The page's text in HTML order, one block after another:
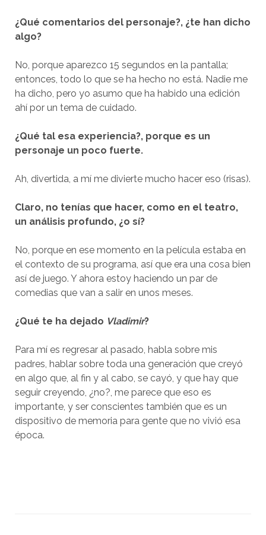
¿Qué comentarios del personaje?, ¿te han dicho
algo?
No, porque aparezco 15 segundos en la pantalla;
entonces, todo lo que se ha hecho no está. Nadie me
ha dicho, pero yo asumo que ha habido una edición
ahí por un tema de cuidado.
¿Qué tal esa experiencia?, porque es un
personaje un poco fuerte.
Ah, divertida, a mí me divierte mucho hacer eso (risas).
Claro, no tenías que hacer, como en el teatro,
un análisis profundo, ¿o sí?
No, porque en ese momento en la película estaba en
el contexto de su programa, así que era una cosa bien
así de juego. Y ahora estoy haciendo un par de
comedias que van a salir en unos meses.
¿Qué te ha dejado Vladimir?
Para mí es regresar al pasado, habla sobre mis
padres, hablar sobre toda una generación que creyó
en algo que, al fin y al cabo, se cayó, y que hay que
seguir creyendo, ¿no?, me parece que eso es
importante, y ser conscientes también que es un
dispositivo de memoria para gente que no vivió esa
época.